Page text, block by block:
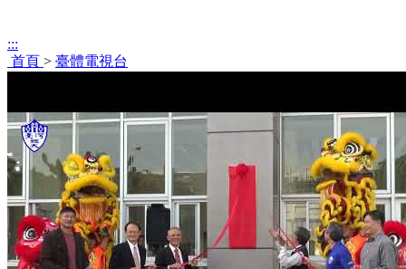
:::
首頁 > 臺體電視台